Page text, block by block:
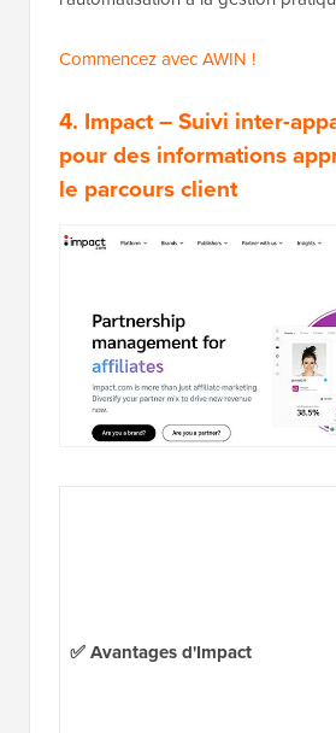
Commencez avec AWIN !
4. Impact– Suivi inter-
pour des informations
le parcours client
✅ Avantages d'Impact